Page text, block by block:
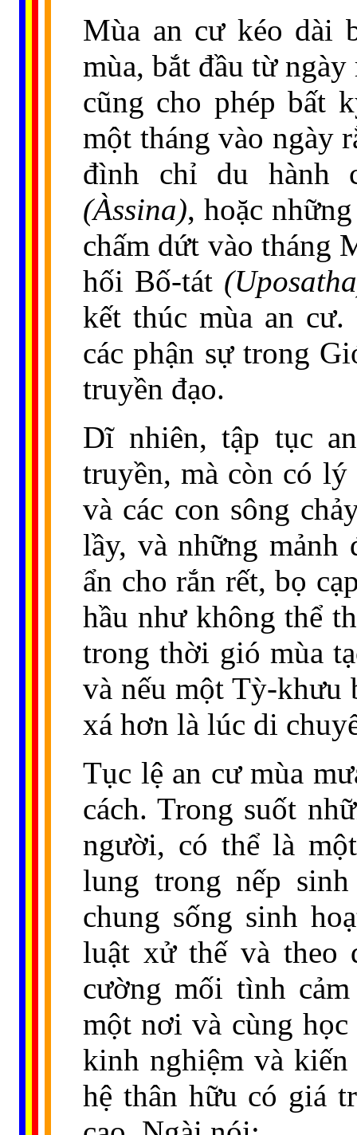
Mùa an cư kéo dài
mùa, bắt đầu từ
cũng cho phép bất
một tháng vào ngày
đình chỉ du hành
(Àssina), hoặc
chấm dứt vào tháng
hối Bố-tát
kết thúc mùa an
các phận sự trong
truyền đạo.
Dĩ nhiên, tập tục
truyền, mà còn có
và các con sông
lầy, và những mảnh
ẩn cho rắn rết, bọ
hầu như không thể
trong thời gió mùa
và nếu một Tỳ-khưu
xá hơn là lúc di
Tục lệ an cư mùa
cách. Trong suốt
người, có thể là
lung trong nếp
chung sống sinh
luật xử thế và theo
cường mối tình
một nơi và cùng
kinh nghiệm và
hệ thân hữu có giá